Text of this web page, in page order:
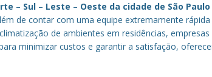
– Sul – Leste – Oeste da cidade de São Paulo
de contar com uma equipe extremamente
de ambientes em residências, empresas
minimizar custos e garantir a satisfação,